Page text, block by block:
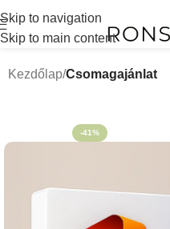
Skip to navigation
Skip to main content
Kezdőlap Csomagajánlat
-41%